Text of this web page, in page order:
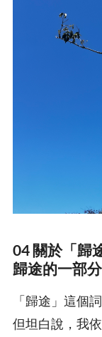
04 關於「歸
歸途的一部分
「歸途」這個
但坦白說，我